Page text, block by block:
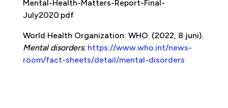
Mental-Health-Matters-Report-Final-
July2020.pdf
World Health Organization: WHO. (2022, 8 juni).
Mental disorders. https://www.who.int/news-
room/fact-sheets/detail/mental-disorders